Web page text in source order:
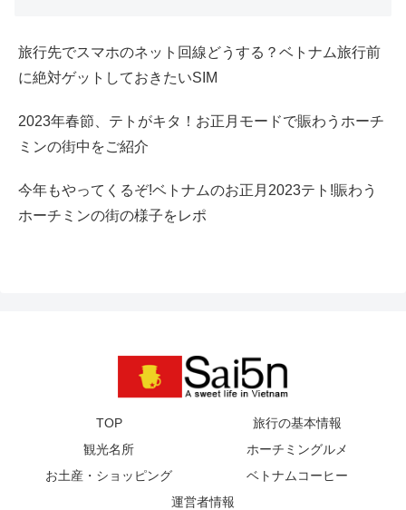
旅行先でスマホのネット回線どうする？ベトナム旅行前
に絶対ゲットしておきたいSIM
2023年春節、テトがキタ！お正月モードで賑わうホーチ
ミンの街中をご紹介
今年もやってくるぞ!ベトナムのお正月2023テト!賑わう
ホーチミンの街の様子をレポ
TOP
旅行の基本情報
観光名所
ホーチミングルメ
お土産・ショッピング
ベトナムコーヒー
運営者情報